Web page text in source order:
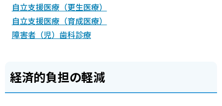
自立支援医療（更生医療）
自立支援医療（育成医療）
障害者（児）歯科診療
経済的負担の軽減